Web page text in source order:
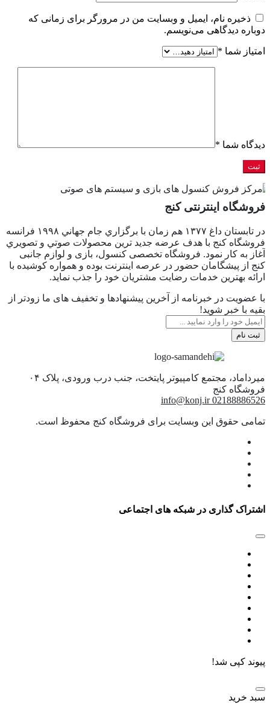
ذخیره نام، ایمیل و وبسایت من در مرورگر برای زمانی که
دوباره دیدگاهی می‌نویسم.
امتیاز شما *
دیدگاه شما *
فروشگاه اینترنتی کنج
در تابستان داغ ١٣٧٧ هم زمان با برگزاري جام جهاني ١٩٩٨ فرانسه
فروشگاه كنج با هدف عرضه جديد ترين محصولات صوتي و تصويري
آغاز به كار نمود. فروشگاه تخصصی کنسول، بازی و لوازم جانبی
کنج از پیشگامان حضور در عرصه اینترنت بوده و همواره کوشیده با
ارائه بهترین خدمات رضایت مشتریان خود را جذب نماید.
با عضویت در خبرنامه از آخرین پیشنهادها و تخفیف های ما زودتر از
بقیه با خبر شوید!
ثبت نام
میرداماد، مجتمع کامپیوتر پایتخت، جنب درب ورودی، پلاک ۰۴
02188886526
info@konj.ir
تمامی حقوق این وبسایت برای فروشگاه کنج محفوظ است.
اشتراک گذاری در شبکه های اجتماعی
پیوند کپی شد!
سبد خرید